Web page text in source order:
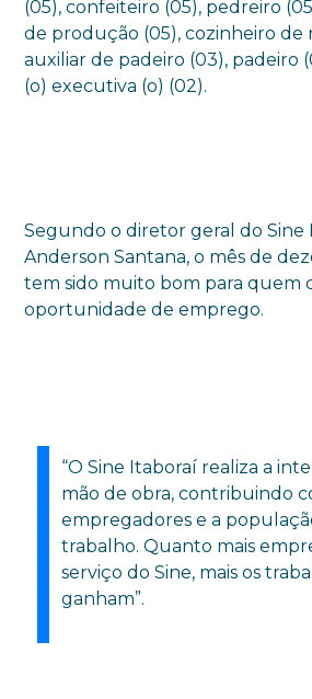
(05), confeiteiro (05), pedreiro
de produção (05), cozinheiro de
auxiliar de padeiro (03), padeiro
(o) executiva (o) (02).
Segundo o diretor geral do Sine
Anderson Santana, o mês de
tem sido muito bom para quem
oportunidade de emprego.
“O Sine Itaboraí realiza a
mão de obra, contribuindo
empregadores e a
trabalho. Quanto mais
serviço do Sine, mais os
ganham”.